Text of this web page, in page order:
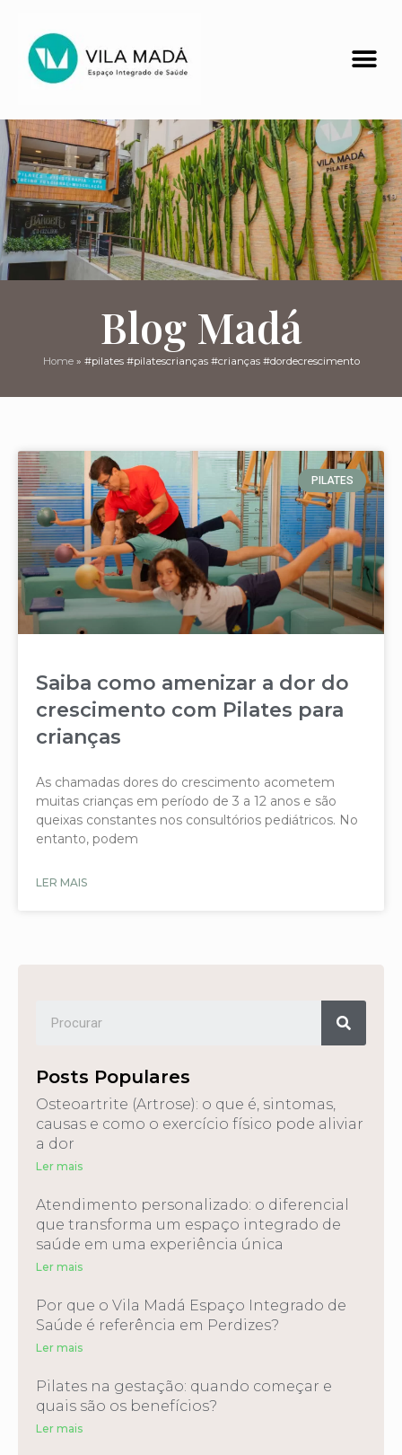
Blog Madá
Home» #pilates #pilatescrianças #crianças #dordecrescimento
PILATES
Saiba como amenizar a dor do
crescimento com Pilates para
crianças
As chamadas dores do crescimento acometem
muitas crianças em período de 3 a 12 anos e são
queixas constantes nos consultórios pediátricos. No
entanto, podem
LER MAIS
Posts Populares
Osteoartrite (Artrose): o que é, sintomas,
causas e como o exercício físico pode aliviar
a dor
Ler mais
Atendimento personalizado: o diferencial
que transforma um espaço integrado de
saúde em uma experiência única
Ler mais
Por que o Vila Madá Espaço Integrado de
Saúde é referência em Perdizes?
Ler mais
Pilates na gestação: quando começar e
quais são os benefícios?
Ler mais